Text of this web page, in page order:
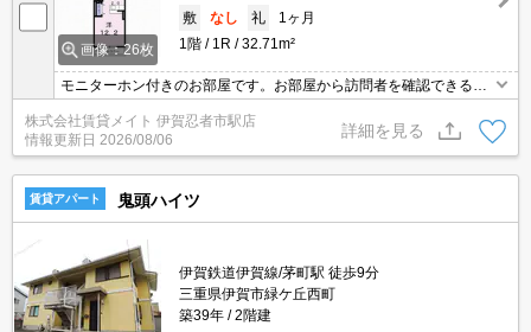
画像：26枚
敷
なし 礼
1ヶ月
1階
1R 32.71m²
モニターホン付きのお部屋です。お部屋から訪問者を確認できるの
でセキュリティ面はもちろん知らない人やセールスに対応する必要
もありません。
株式会社賃貸メイト 伊賀忍者市駅店
情報更新日 2026/08/06
詳細を見る
賃貸アパート 鬼頭ハイツ
伊賀鉄道伊賀線/茅町駅 徒歩9分
三重県伊賀市緑ケ丘西町
築39年
2階建